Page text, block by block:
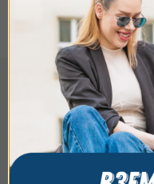
Съгласие
Ние използваме
бисквитки и
работата на
изживяването ви,
на сайта и да ви
съдържание и
всички бисквитки,